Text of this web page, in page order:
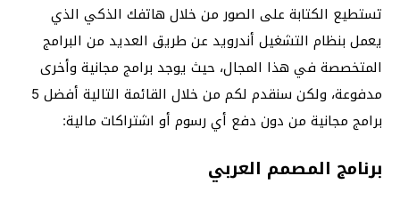
تستطيع الكتابة على الصور من خلال هاتفك الذكي الذي
يعمل بنظام التشغيل أندرويد عن طريق العديد من البرامج
المتخصصة في هذا المجال، حيث يوجد برامج مجانية وأخرى
مدفوعة، ولكن سنقدم لكم من خلال القائمة التالية أفضل 5
برامج مجانية من دون دفع أي رسوم أو اشتراكات مالية:
برنامج المصمم العربي